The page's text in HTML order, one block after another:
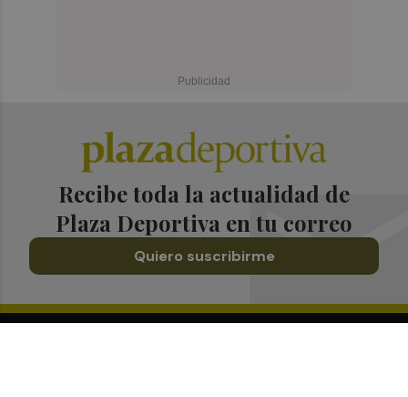
Recibe toda la actualidad de
Plaza Deportiva en tu correo
Quiero suscribirme